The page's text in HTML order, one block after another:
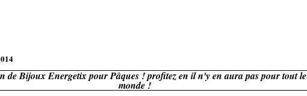
de Bijoux Energetix pour Pâques ! profitez en il n'y en aura pas pour tout le
monde !